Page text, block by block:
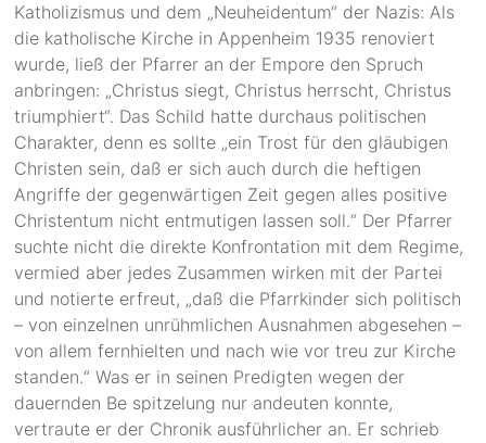
Katholizismus und dem „Neuheidentum“ der Nazis: Als
die katholische Kirche in Appenheim 1935 renoviert
wurde, ließ der Pfarrer an der Empore den Spruch
anbringen: „Christus siegt, Christus herrscht, Christus
triumphiert“. Das Schild hatte durchaus politischen
Charakter, denn es sollte „ein Trost für den gläubigen
Christen sein, daß er sich auch durch die heftigen
Angriffe der gegenwärtigen Zeit gegen alles positive
Christentum nicht entmutigen lassen soll.“ Der Pfarrer
suchte nicht die direkte Konfrontation mit dem Regime,
vermied aber jedes Zusammen wirken mit der Partei
und notierte erfreut, „daß die Pfarrkinder sich politisch
– von einzelnen unrühmlichen Ausnahmen abgesehen –
von allem fernhielten und nach wie vor treu zur Kirche
standen.“ Was er in seinen Predigten wegen der
dauernden Be spitzelung nur andeuten konnte,
vertraute er der Chronik ausführlicher an. Er schrieb